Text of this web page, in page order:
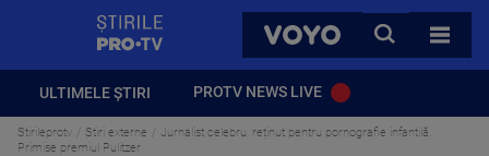
VOYO
CAUTA
TOATE
ULTIMELE ȘTIRI PROTV NEWS LIVE
Stirileprotv Stiri externe
Jurnalist celebru, reținut pentru pornografie infantilă.
Primise premiul Pulitzer